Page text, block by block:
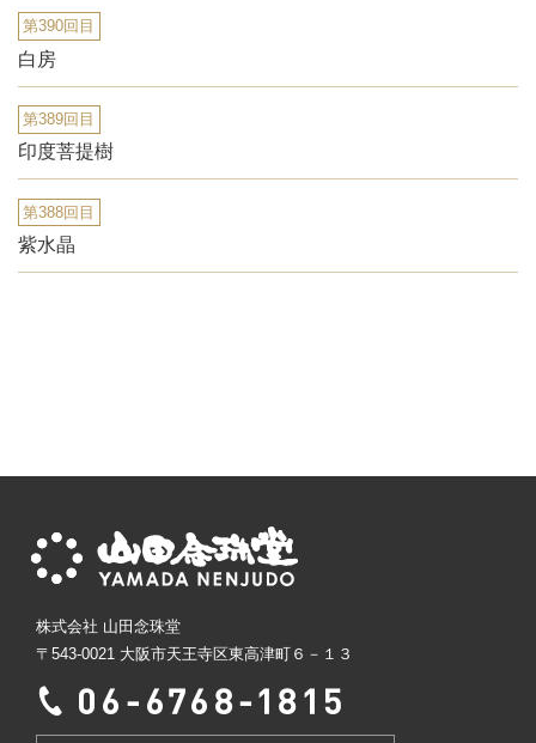
第390回目
白房
第389回目
印度菩提樹
第388回目
紫水晶
株式会社 山田念珠堂
〒543-0021 大阪市天王寺区東高津町６－１３